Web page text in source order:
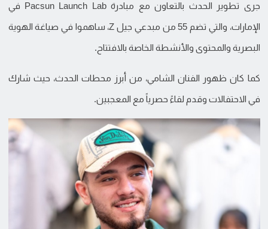
جرى تطوير الحدث بالتعاون مع مبادرة Pacsun Launch Lab في
الإمارات، والتي تضم 55 من مبدعي جيل Z، ساهموا في صياغة الهوية
البصرية والمحتوى والأنشطة الخاصة بالافتتاح.
كما كان ظهور الفنان الشامي، من أبرز محطات الحدث، حيث شارك
في الاحتفالات وقدم لقاءً حصرياً مع المعجبين.